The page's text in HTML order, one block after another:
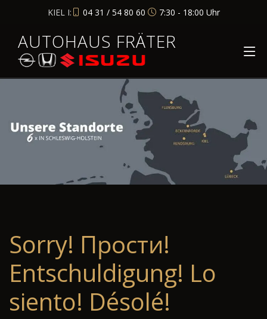
KIEL I: 04 31 / 54 80 60 7:30 - 18:00 Uhr
AUTOHAUS FRÄTER
Sorry! Прости!
Entschuldigung! Lo
siento! Désolé!